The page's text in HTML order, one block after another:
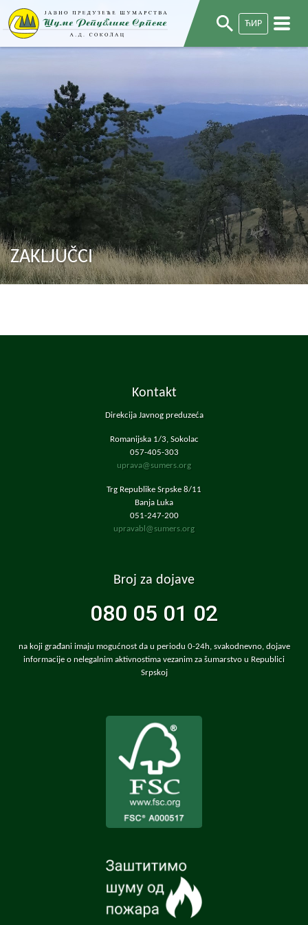
ЋИР
ZAKLJUČCI
Kontakt
Direkcija Javnog preduzeća
Romanijska 1/3, Sokolac
057-405-303
uprava@sumers.org
Trg Republike Srpske 8/11
Banja Luka
051-247-200
upravabl@sumers.org
Broj za dojave
080 05 01 02
na koji građani imaju mogućnost da u periodu 0-24h, svakodnevno, dojave
informacije o nelegalnim aktivnostima vezanim za šumarstvo u Republici
Srpskoj